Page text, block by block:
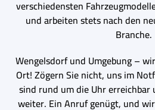
verschiedensten
und arbeiten stets nach den
Branche.
Wengelsdorf und Umgebung –
Ort! Zögern Sie nicht, uns im
sind rund um die Uhr
weiter. Ein Anruf genügt, und